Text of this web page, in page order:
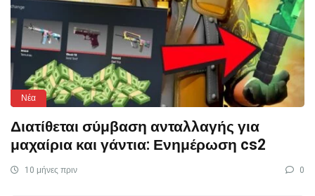
Νέα
Διατίθεται σύμβαση ανταλλαγής για
μαχαίρια και γάντια: Ενημέρωση cs2
10 μήνες πριν 0